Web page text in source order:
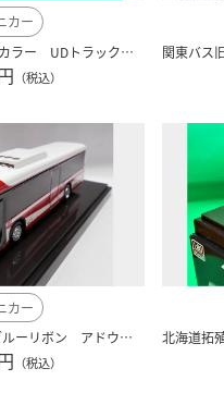
カー
JRバス関東 国鉄復興カラー UDトラックス７E アドウィング社（レジン製）
（税込）
カー
旭川電気軌道 日野ブルーリボン アドウィング社（レジン製）
（税込）